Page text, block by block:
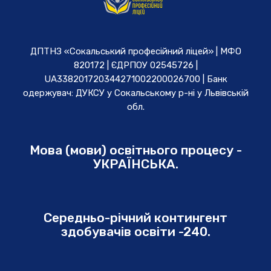
ДПТНЗ «Сокальський професійний ліцей» | МФО
820172 | ЄДРПОУ 02545726 |
UA338201720344271002200026700 | Банк
одержувач: ДУКСУ у Cокальському р-ні у Львівській
обл.
Мова (мови) освітнього процесу -
УКРАЇНСЬКА.
Середньо-річний контингент
здобувачів освіти -240.